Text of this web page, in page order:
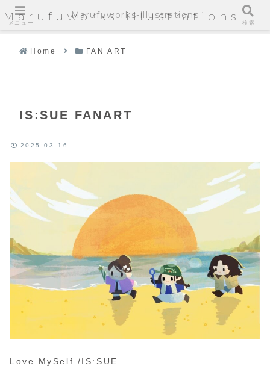
Marufuworks-illustrations
Home FAN ART
IS:SUE FANART
2025.03.16
Love MySelf /IS:SUE
メニュー
Marufuworks-illustrations
検索